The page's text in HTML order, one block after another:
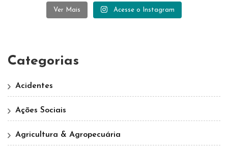
Ver Mais Acesse o Instagram
Categorias
Acidentes
Ações Sociais
Agricultura & Agropecuária